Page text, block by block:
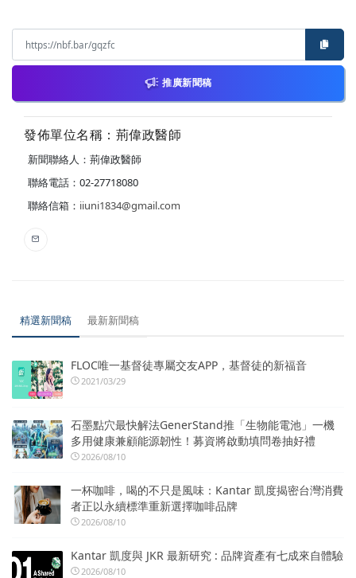
推廣新聞稿
發佈單位名稱：荊偉政醫師
新聞聯絡人：荊偉政醫師
聯絡電話：02-27718080
聯絡信箱： iiuni1834@gmail.com
精選新聞稿 最新新聞稿
FLOC唯一基督徒專屬交友APP，基督徒的新福音
2021/03/29
石墨點穴最快解法GenerStand推「生物能電池」一機
多用健康兼顧能源韌性！募資將啟動填問卷抽好禮
2026/08/10
一杯咖啡，喝的不只是風味：Kantar 凱度揭密台灣消費
者正以永續標準重新選擇咖啡品牌
2026/08/10
Kantar 凱度與 JKR 最新研究 : 品牌資產有七成來自體驗
2026/08/10